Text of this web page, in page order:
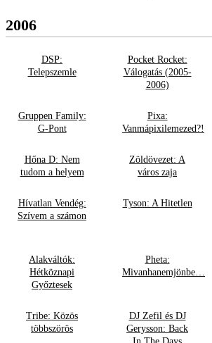
2006
DSP:
Telepszemle
Pocket Rocket:
Válogatás (2005-
2006)
Gruppen Family:
G-Pont
Pixa:
Vanmápixilemezed?!
Hőna D: Nem
tudom a helyem
Zöldövezet: A
város zaja
Hívatlan Vendég:
Szívem a számon
Tyson: A Hitetlen
Alakváltók:
Hétköznapi
Győztesek
Pheta:
Mivanhanemjönbe…
Tribe: Közös
többszörös
DJ Zefil és DJ
Gerysson: Back